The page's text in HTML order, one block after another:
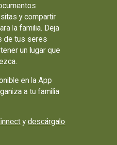
y compartir
la familia. Deja
de tus seres
un lugar que
en la App
a tu familia
ydescárgalo